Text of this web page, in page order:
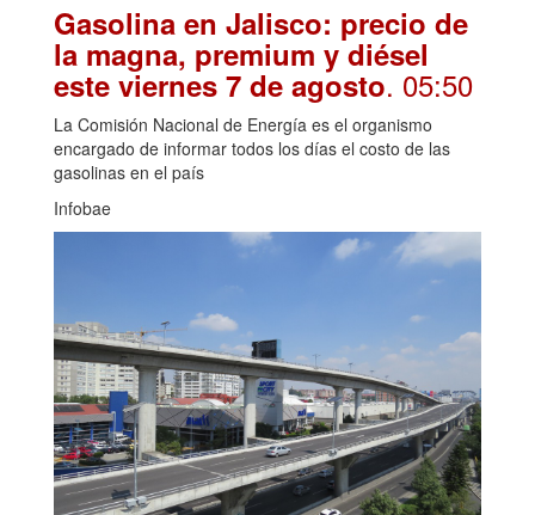
Gasolina en Jalisco: precio de
la magna, premium y diésel
este viernes 7 de agosto. 05:50
La Comisión Nacional de Energía es el organismo
encargado de informar todos los días el costo de las
gasolinas en el país
Infobae